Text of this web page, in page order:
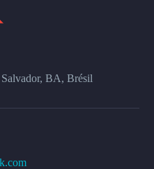
BA, Brésil